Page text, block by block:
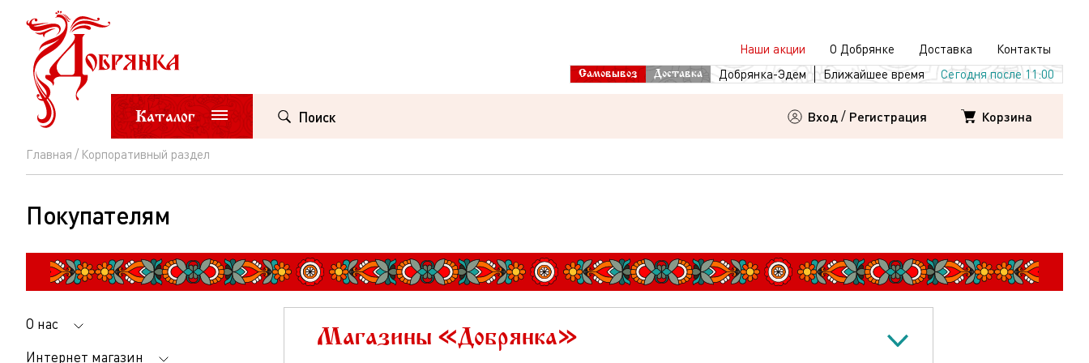
Наши акции О Добрянке Доставка Контакты
Самовывоз Доставка Добрянка-Эдем Ближайшее время Сегодня после 11:00
Каталог Поиск Вход / Регистрация Корзина
Главная Корпоративный раздел
Покупателям
О нас
Интернет магазин
Магазины «Добрянка»